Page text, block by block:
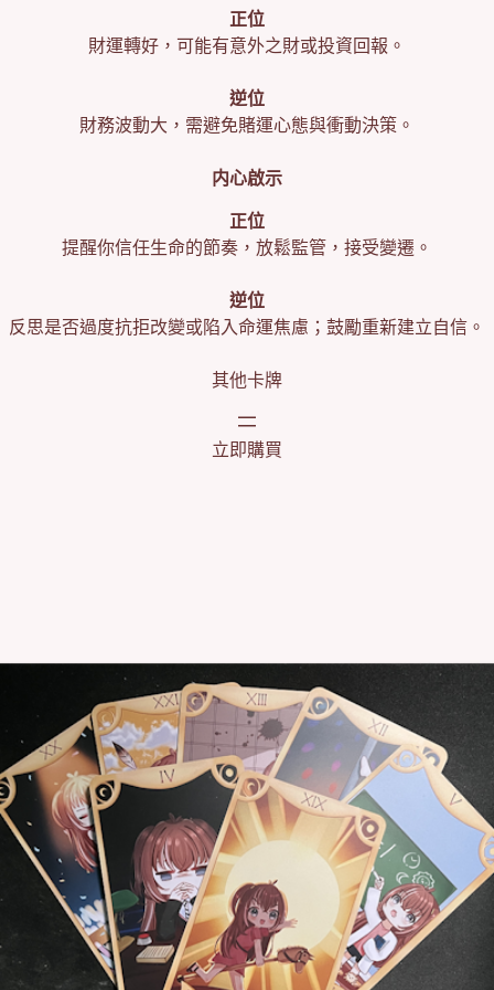
正位
財運轉好，可能有意外之財或投資回報。
逆位
財務波動大，需避免賭運心態與衝動決策。
内心啟示
正位
提醒你信任生命的節奏，放鬆監管，接受變遷。
逆位
反思是否過度抗拒改變或陷入命運焦慮；鼓勵重新建立自信。
其他卡牌
立即購買